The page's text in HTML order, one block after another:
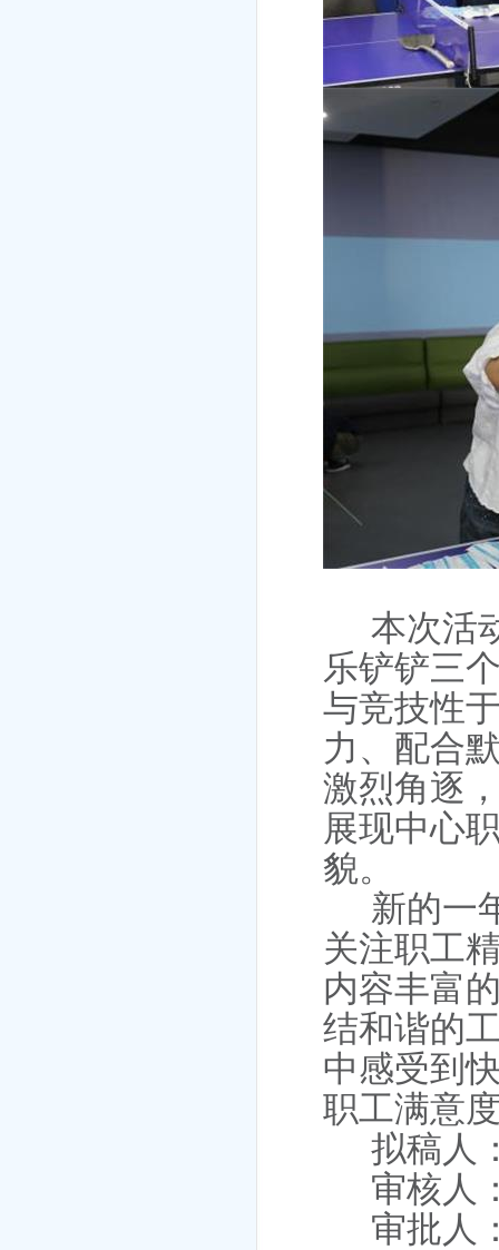
本次活
乐铲铲三
与竞技性
力、配合
激烈角逐
展现中心
貌。
新的一
关注职工
内容丰富
结和谐的
中感受到
职工满意
拟稿人
审核人
审批人